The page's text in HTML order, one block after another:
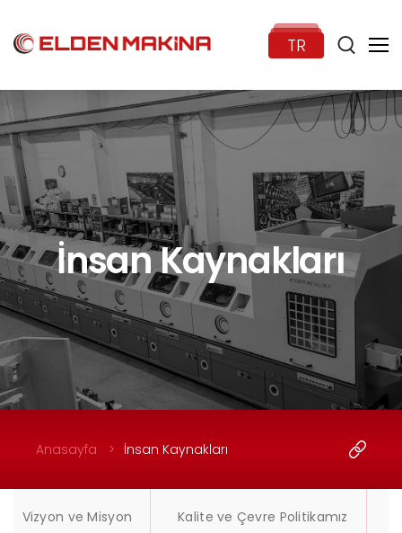
Anasayfa
Kurumsal
Ürünler
Haberler
İletişim
TR
İnsan Kaynakları
Anasayfa İnsan Kaynakları
Vizyon ve Misyon Kalite ve Çevre Politikamız